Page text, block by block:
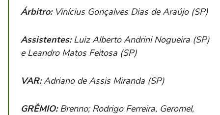
Árbitro:Vinícius Gonçalves Dias de Araújo (SP)
Assistentes:Luiz Alberto Andrini Nogueira (SP)
e Leandro Matos Feitosa (SP)
VAR:Adriano de Assis Miranda (SP)
GRÊMIO:Brenno; Rodrigo Ferreira, Geromel,